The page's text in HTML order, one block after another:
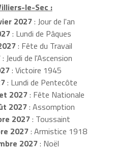
le-Sec :
2027: Jour de l'an
: Lundi de Pâques
: Fête du Travail
: Jeudi de l'Ascension
: Victoire 1945
: Lundi de Pentecôte
2027: Fête Nationale
2027: Assomption
2027: Toussaint
2027: Armistice 1918
2027: Noël